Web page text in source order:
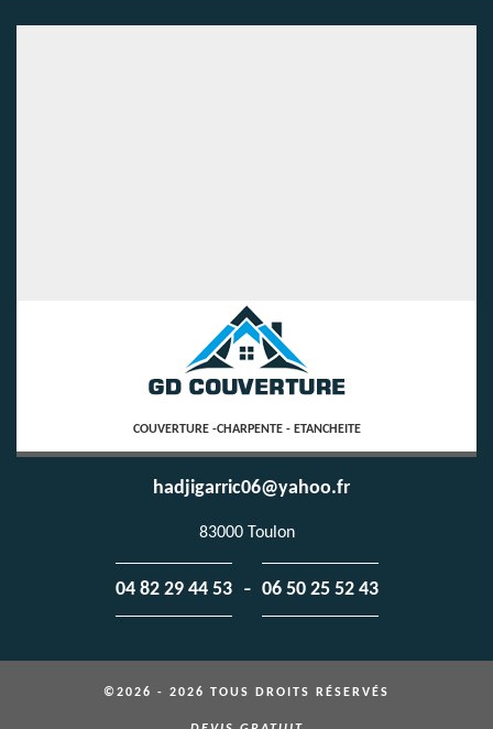
COUVERTURE -CHARPENTE - ETANCHEITE
hadjigarric06@yahoo.fr
83000 Toulon
04 82 29 44 53 - 06 50 25 52 43
©2026 - 2026 TOUS DROITS RÉSERVÉS